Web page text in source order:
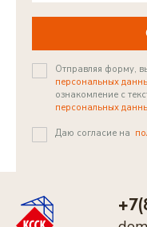
Отправляя форму,
персональных
ознакомление с
персональных
Даю согласие на